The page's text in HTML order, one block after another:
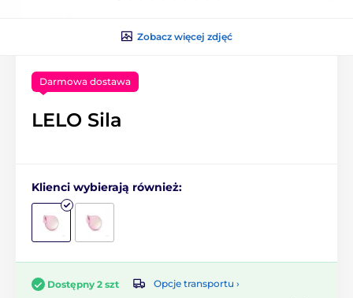
Zobacz więcej zdjęć
Darmowa dostawa
LELO Sila
Klienci wybierają również:
Dostępny 2 szt
Opcje transportu ›